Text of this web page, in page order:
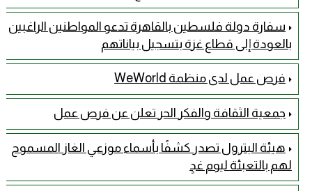
سفارة دولة فلسطين بالقاهرة تدعو المواطنين الراغبين
بالعودة إلى قطاع غزة بتسجيل بياناتهم
فرص عمل لدى منظمة WeWorld
جمعية الثقافة والفكر الحر تعلن عن فرص عمل
هيئة البترول تصدر كشفًا بأسماء موزعي الغاز المسموح
لهم بالتعبئة ليوم غدٍ